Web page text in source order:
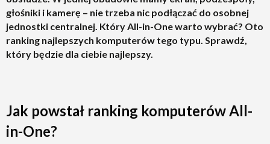
głośniki i kamerę – nie trzeba nic podłączać do osobnej
jednostki centralnej. Który All-in-One warto wybrać? Oto
ranking najlepszych komputerów tego typu. Sprawdź,
który będzie dla ciebie najlepszy.
Jak powstał ranking komputerów All-
in-One?
użytkowania